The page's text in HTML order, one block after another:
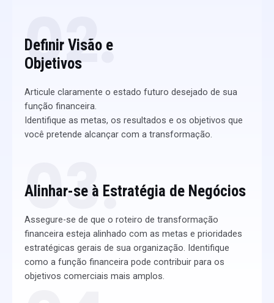
02.
Definir Visão e
Objetivos
Articule claramente o estado futuro desejado de sua
função financeira.
Identifique as metas, os resultados e os objetivos que
você pretende alcançar com a transformação.
03.
Alinhar-se à Estratégia de Negócios​
Assegure-se de que o roteiro de transformação
financeira esteja alinhado com as metas e prioridades
estratégicas gerais de sua organização. Identifique
como a função financeira pode contribuir para os
objetivos comerciais mais amplos.